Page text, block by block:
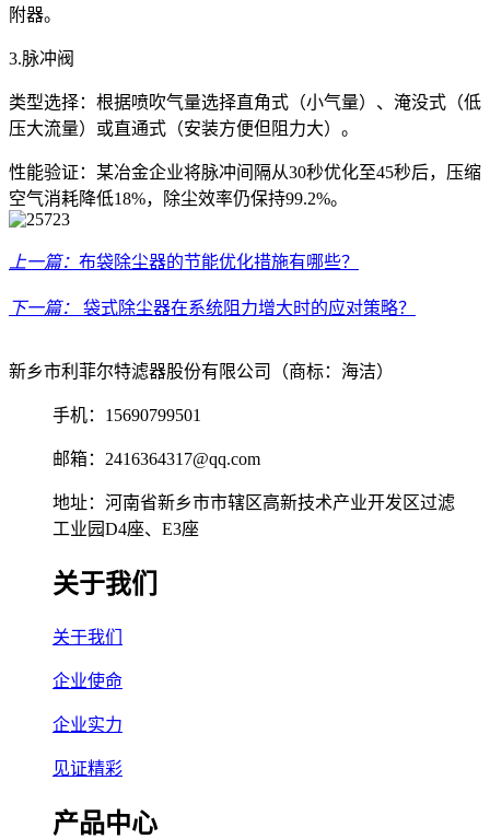
附器。
3.脉冲阀
类型选择：根据喷吹气量选择直角式（小气量）、淹没式（低
压大流量）或直通式（安装方便但阻力大）。
性能验证：某冶金企业将脉冲间隔从30秒优化至45秒后，压缩
空气消耗降低18%，除尘效率仍保持99.2%。
上一篇： 布袋除尘器的节能优化措施有哪些？
下一篇： 袋式除尘器在系统阻力增大时的应对策略？
新乡市利菲尔特滤器股份有限公司（商标：海洁）
手机：15690799501
邮箱：2416364317@qq.com
地址：河南省新乡市市辖区高新技术产业开发区过滤
工业园D4座、E3座
关于我们
关于我们
企业使命
企业实力
见证精彩
产品中心